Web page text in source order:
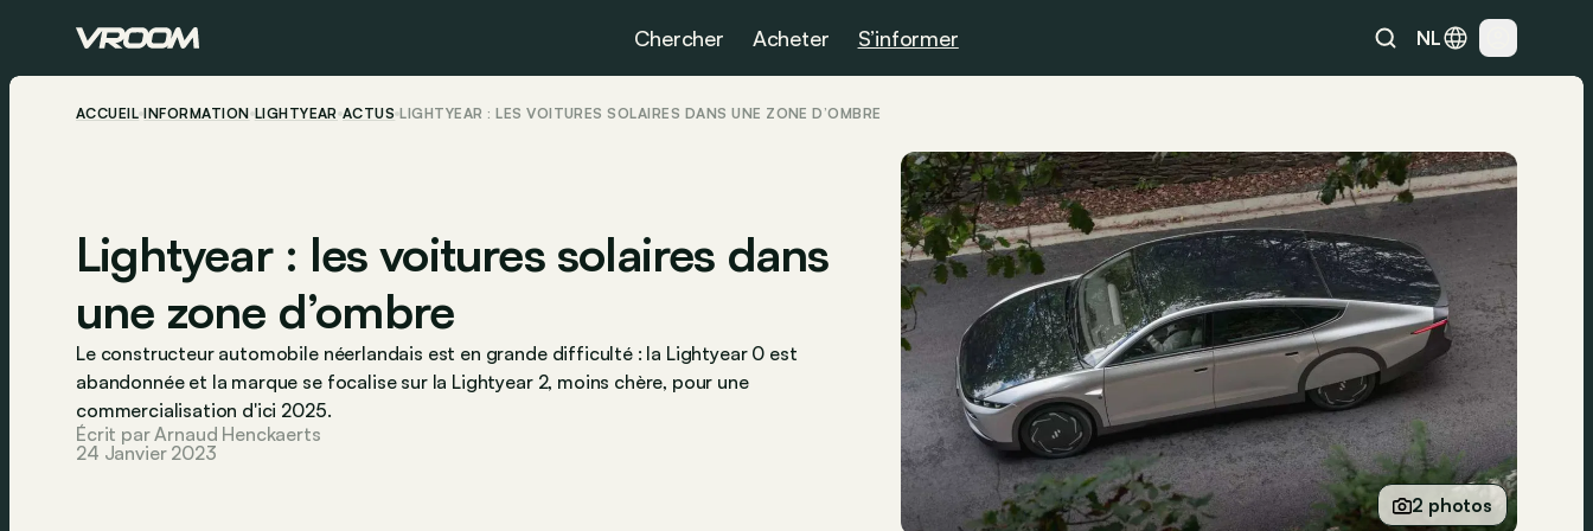
Chercher Acheter S’informer NL
ACCUEIL INFORMATION LIGHTYEAR ACTUS LIGHTYEAR : LES VOITURES SOLAIRES DANS UNE ZONE D’OMBRE
Lightyear : les voitures solaires dans
une zone d’ombre
Le constructeur automobile néerlandais est en grande difficulté : la Lightyear 0 est
abandonnée et la marque se focalise sur la Lightyear 2, moins chère, pour une
commercialisation d'ici 2025.
Écrit par Arnaud Henckaerts
24 Janvier 2023
2 photos